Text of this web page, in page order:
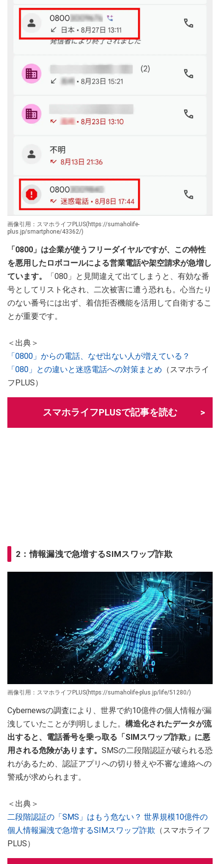
画像引用：スマホライフPLUS(https://sumaholife-
plus.jp/smartphone/43362/)
「0800」は企業が使うフリーダイヤルですが、この特性
を悪用したロボコールによる営業電話や架空請求が急増し
ています。
「080」と見間違えて出てしまうと、有効な番
号としてリスト化され、二次被害に遭う恐れも。心当たり
のない番号には出ず、着信拒否機能を活用して自衛するこ
とが重要です。
＜出典＞
「0800」からの電話、なぜ出ない人が増えている？
「080」との違いと迷惑電話への対策まとめ （スマホライ
フPLUS）
スマホライフPLUSで記事を読む
2：情報漏洩で急増するSIMスワップ詐欺
画像引用：スマホライフPLUS(https://sumaholife-plus.jp/life/51280/)
Cybernewsの調査により、世界で約10億件の個人情報が漏
洩していたことが判明しました。 構造化されたデータが流
出すると、電話番号を乗っ取る「SIMスワップ詐欺」に悪
用される危険があります。 SMSの二段階認証が破られる恐
れがあるため、認証アプリへの切り替えや不審な連絡への
警戒が求められます。
＜出典＞
二段階認証の「SMS」はもう危ない？ 世界規模10億件の
個人情報漏洩で急増するSIMスワップ詐欺 （スマホライフ
PLUS）